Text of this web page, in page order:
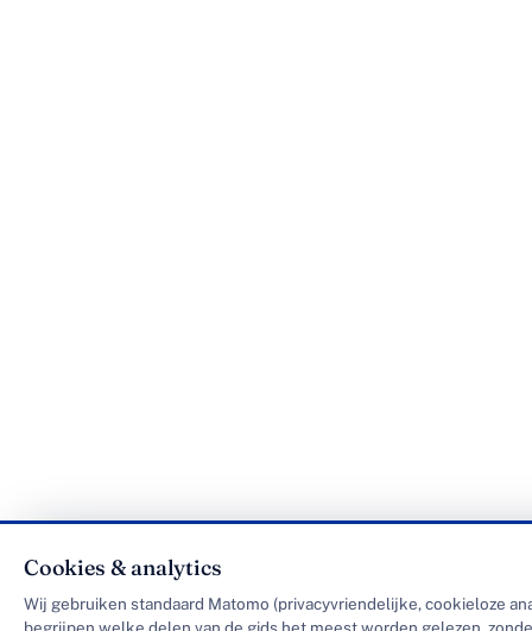
Cookies & analytics
Wij gebruiken standaard Matomo (privacyvriendelijke, cookieloze